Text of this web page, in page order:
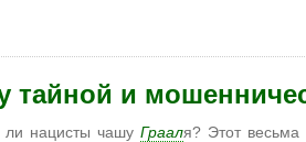
тайной и
нацисты чашу Грааля? Этот весьма